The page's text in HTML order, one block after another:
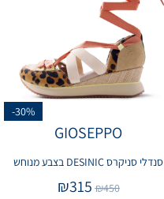
-30%
GIOSEPPO
סנדלי סניקרס DESINIC בצבע מנוחש
₪450
₪315